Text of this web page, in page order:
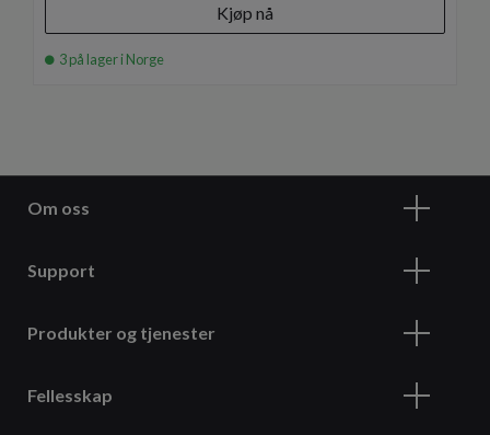
Kjøp nå
3 på lager i Norge
Om oss
Support
Produkter og tjenester
Fellesskap